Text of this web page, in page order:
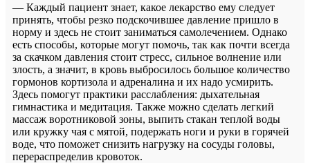
— Каждый пациент знает, какое лекарство ему следует
принять, чтобы резко подскочившее давление пришло в
норму и здесь не стоит заниматься самолечением. Однако
есть способы, которые могут помочь, так как почти всегда
за скачком давления стоит стресс, сильное волнение или
злость, а значит, в кровь выбросилось большое количество
гормонов кортизола и адреналина и их надо усмирить.
Здесь помогут практики расслабления: дыхательная
гимнастика и медитация. Также можно сделать легкий
массаж воротниковой зоны, выпить стакан теплой воды
или кружку чая с мятой, подержать ноги и руки в горячей
воде, что поможет снизить нагрузку на сосуды головы,
перераспределив кровоток.